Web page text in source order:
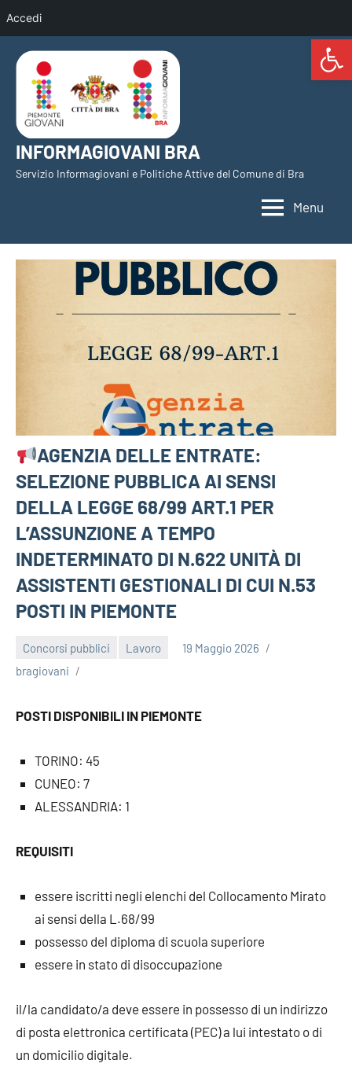
Accedi
contenuto
INFORMAGIOVANI BRA
Servizio Informagiovani e Politiche Attive del Comune di Bra
Menu
AGENZIA DELLE ENTRATE:
SELEZIONE PUBBLICA AI SENSI
DELLA LEGGE 68/99 ART.1 PER
L’ASSUNZIONE A TEMPO
INDETERMINATO DI N.622 UNITÀ DI
ASSISTENTI GESTIONALI DI CUI N.53
POSTI IN PIEMONTE
Concorsi pubblici Lavoro
19 Maggio 2026
bragiovani
POSTI DISPONIBILI IN PIEMONTE
TORINO: 45
CUNEO: 7
ALESSANDRIA: 1
REQUISITI
essere iscritti negli elenchi del Collocamento Mirato
ai sensi della L.68/99
possesso del diploma di scuola superiore
essere in stato di disoccupazione
il/la candidato/a deve essere in possesso di un indirizzo
di posta elettronica certificata (PEC) a lui intestato o di
un domicilio digitale.